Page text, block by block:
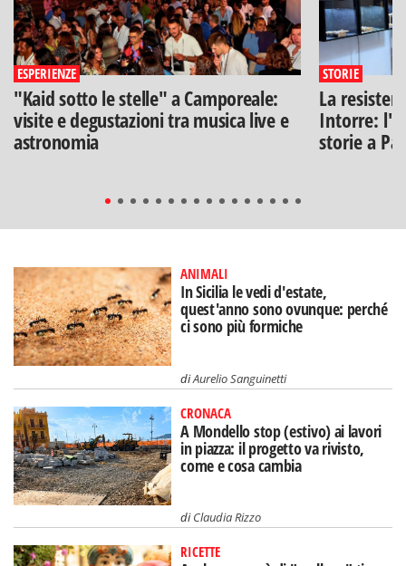
ESPERIENZE
"Kaid sotto le stelle" a Camporeale:
visite e degustazioni tra musica live e
astronomia
STORIE
La
Intorre:
storie a
ANIMALI
In Sicilia le vedi d'estate,
quest'anno sono ovunque: perché
ci sono più formiche
diAurelio Sanguinetti
CRONACA
A Mondello stop (estivo) ai lavori
in piazza: il progetto va rivisto,
come e cosa cambia
diClaudia Rizzo
RICETTE